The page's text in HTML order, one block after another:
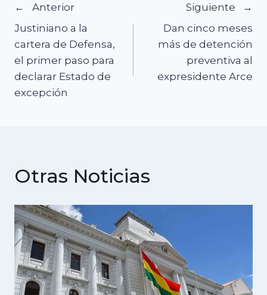
Navegación
de
entradas
Anterior
Justiniano a la
cartera de Defensa,
el primer paso para
declarar Estado de
excepción
Siguiente
Dan cinco meses
más de detención
preventiva al
expresidente Arce
Otras Noticias